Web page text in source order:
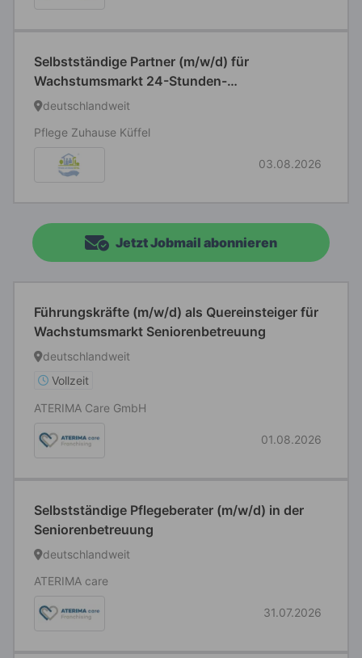
Selbstständige Partner (m/w/d) für
Wachstumsmarkt 24-Stunden-
Seniorenbetreuung
deutschlandweit
Pflege Zuhause Küffel
03.08.2026
Jetzt Jobmail abonnieren
Führungskräfte (m/w/d) als Quereinsteiger für
Wachstumsmarkt Seniorenbetreuung
deutschlandweit
Vollzeit
ATERIMA Care GmbH
01.08.2026
Selbstständige Pflegeberater (m/w/d) in der
Seniorenbetreuung
deutschlandweit
ATERIMA care
31.07.2026